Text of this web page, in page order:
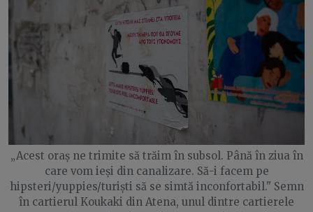
„Acest oraș ne trimite să trăim în subsol. Până în ziua în
care vom ieși din canalizare. Să-i facem pe
hipsteri/yuppies/turiști să se simtă inconfortabil." Semn
în cartierul Koukaki din Atena, unul dintre cartierele